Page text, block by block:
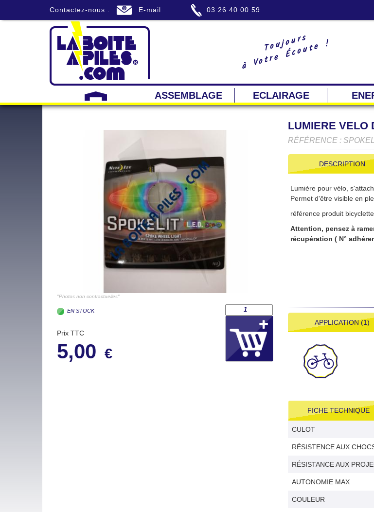
Contactez-nous : E-mail 03 26 40 00 59
Toujours
à Votre Écoute !
ASSEMBLAGE ECLAIRAGE
LUMIERE VELO
RÉFÉRENCE :
"Photos non contractuelles"
EN STOCK
Prix TTC
5,00 €
DESCRIPTION
Lumière pour vélo,
Permet d'être visible en
référence produit
Attention, pensez à
récupération ( N°
APPLICATION (1)
FICHE TECHNIQUE
CULOT
RÉSISTENCE AUX
RÉSISTANCE AUX
AUTONOMIE MAX
COULEUR